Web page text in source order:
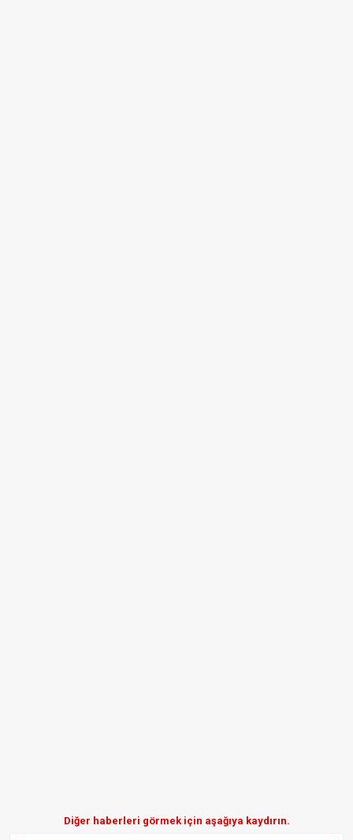
Diğer haberleri görmek için aşağıya kaydırın.